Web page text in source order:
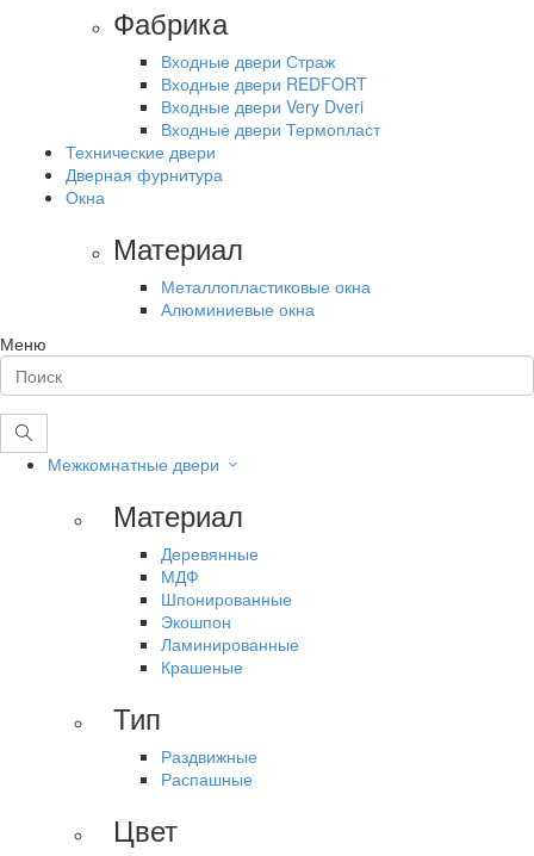
Фабрика
Входные двери Страж
Входные двери REDFORT
Входные двери Very Dveri
Входные двери Термопласт
Технические двери
Дверная фурнитура
Окна
Материал
Металлопластиковые окна
Алюминиевые окна
Меню
Межкомнатные двери
Материал
Деревянные
МДФ
Шпонированные
Экошпон
Ламинированные
Крашеные
Тип
Раздвижные
Распашные
Цвет